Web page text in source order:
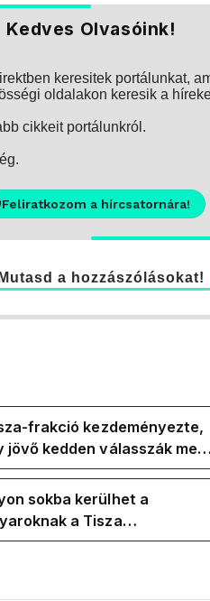
Kedves Olvasóink!
keresitek portálunkat,
oldalakon keresik a
cikkeit portálunkról.
Feliratkozom a hírcsatornára!
Mutasd a hozzászólásokat!
frakció kezdeményezte,
jövő kedden válasszák meg
köztársasági elnököt
sokba kerülhet a
a Tisza